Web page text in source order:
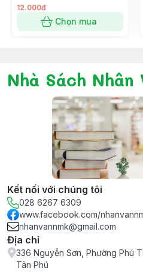
12.000đ
Chọn mua
Nhà Sách Nhân
Kết nối với chúng tôi
028 6267 6309
www.facebook.com/
nhanvannmk@gmail.com
Địa chỉ
336 Nguyễn Sơn, Phường Phú
Tân Phú